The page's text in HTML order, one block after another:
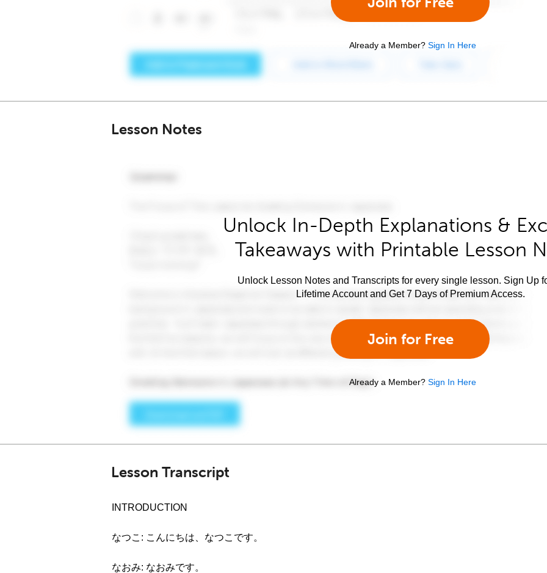
Already a Member? Sign In Here
Lesson Notes
Unlock In-Depth Explanations &
Takeaways with Printable Lesson
Unlock Lesson Notes and Transcripts for every single lesson. Sign Up
Lifetime Account and Get 7 Days of Premium Access.
Join for Free
Already a Member? Sign In Here
Lesson Transcript
INTRODUCTION
なつこ: こんにちは、なつこです。
なおみ: なおみです。